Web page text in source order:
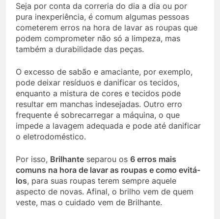
Seja por conta da correria do dia a dia ou por
pura inexperiência, é comum algumas pessoas
cometerem erros na hora de lavar as roupas que
podem comprometer não só a limpeza, mas
também a durabilidade das peças.
O excesso de sabão e amaciante, por exemplo,
pode deixar resíduos e danificar os tecidos,
enquanto a mistura de cores e tecidos pode
resultar em manchas indesejadas. Outro erro
frequente é sobrecarregar a máquina, o que
impede a lavagem adequada e pode até danificar
o eletrodoméstico.
Por isso, Brilhante separou os 6 erros mais
comuns na hora de lavar as roupas e como evitá-
los, para suas roupas terem sempre aquele
aspecto de novas. Afinal, o brilho vem de quem
veste, mas o cuidado vem de Brilhante.